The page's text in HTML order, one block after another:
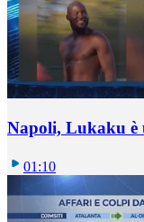
Napoli, Lukaku è
01:10